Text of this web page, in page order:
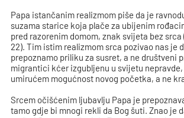
Papa istančanim realizmom piše da je
suzama starice koja plače za ubijenim
pred razorenim domom, znak svijeta bez srca
22). Tim istim realizmom srca pozivao nas je
prepoznamo priliku za susret, a ne društveni
migrantici kćer izgubljenu u svijetu
umirućem mogućnost novog početka, a ne
Srcem očišćenim ljubavlju Papa je
tamo gdje bi mnogi rekli da Bog šuti. Znao je